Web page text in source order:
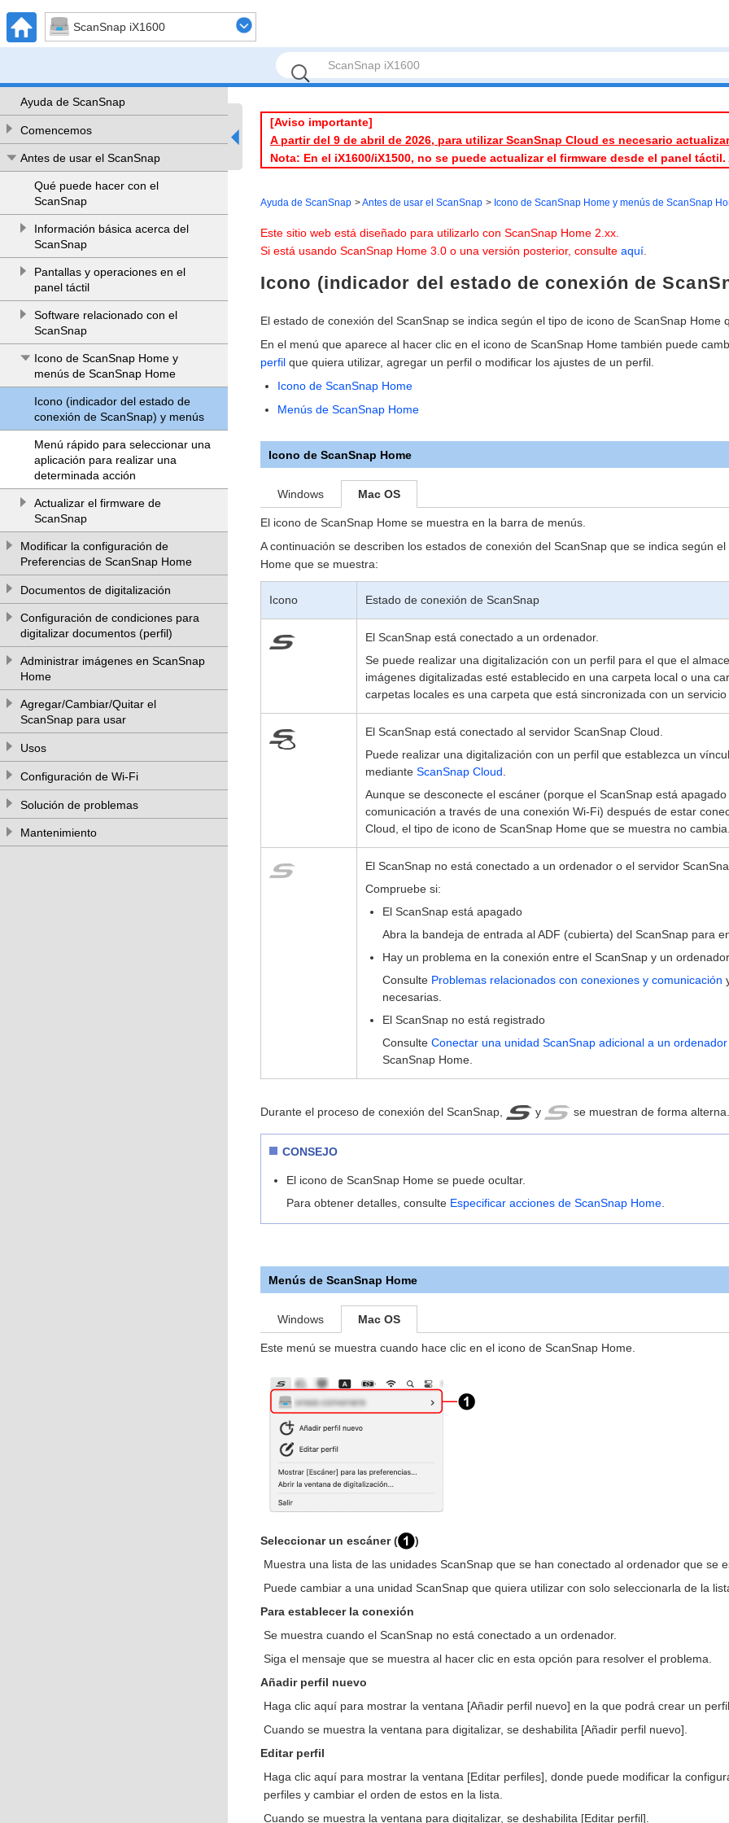
ScanSnap iX1600
Ayuda de ScanSnap
Comencemos
Antes de usar el ScanSnap
Qué puede hacer con el
ScanSnap
Información básica acerca del
ScanSnap
Pantallas y operaciones en el
panel táctil
Software relacionado con el
ScanSnap
Icono de ScanSnap Home y
menús de ScanSnap Home
Icono (indicador del estado de
conexión de ScanSnap) y menús
Menú rápido para seleccionar una
aplicación para realizar una
determinada acción
Actualizar el firmware de
ScanSnap
Modificar la configuración de
Preferencias de ScanSnap Home
Documentos de digitalización
Configuración de condiciones para
digitalizar documentos (perfil)
Administrar imágenes en ScanSnap
Home
Agregar/Cambiar/Quitar el
ScanSnap para usar
Usos
Configuración de Wi-Fi
Solución de problemas
Mantenimiento
[Aviso importante]
A partir del 9 de abril de 2026, para utilizar ScanSnap Cloud es necesario
Nota: En el iX1600/iX1500, no se puede actualizar el firmware desde el panel
Ayuda de ScanSnap Antes de usar el ScanSnap Icono de ScanSnap Home y menús de ScanSnap
Este sitio web está diseñado para utilizarlo con ScanSnap Home 2.xx.
Si está usando ScanSnap Home 3.0 o una versión posterior, consulte aquí
Icono (indicador del estado de conexión de
El estado de conexión del ScanSnap se indica según el tipo de icono de ScanSnap Home
En el menú que aparece al hacer clic en el icono de ScanSnap Home también puede
perfil que quiera utilizar, agregar un perfil o modificar los ajustes de un perfil.
Icono de ScanSnap Home
Menús de ScanSnap Home
Icono de ScanSnap Home
Windows Mac OS
El icono de ScanSnap Home se muestra en la barra de menús.
A continuación se describen los estados de conexión del ScanSnap que se indica según
Home que se muestra:
Icono Estado de conexión de ScanSnap
El ScanSnap está conectado a un ordenador.
Se puede realizar una digitalización con un perfil para el que el
imágenes digitalizadas esté establecido en una carpeta local o una
carpetas locales es una carpeta que está sincronizada con un
El ScanSnap está conectado al servidor ScanSnap Cloud.
Puede realizar una digitalización con un perfil que establezca un
mediante ScanSnap Cloud
Aunque se desconecte el escáner (porque el ScanSnap está
comunicación a través de una conexión Wi-Fi) después de estar
Cloud, el tipo de icono de ScanSnap Home que se muestra no
El ScanSnap no está conectado a un ordenador o el servidor
Compruebe si:
El ScanSnap está apagado
Abra la bandeja de entrada al ADF (cubierta) del ScanSnap para
Hay un problema en la conexión entre el ScanSnap y un
Consulte Problemas relacionados con conexiones y comunicación
necesarias.
El ScanSnap no está registrado
Consulte Conectar una unidad ScanSnap adicional a un ordenador
ScanSnap Home.
Durante el proceso de conexión del ScanSnap, y se muestran de forma alterna.
CONSEJO
El icono de ScanSnap Home se puede ocultar.
Para obtener detalles, consulte Especificar acciones de ScanSnap Home
Menús de ScanSnap Home
Windows Mac OS
Este menú se muestra cuando hace clic en el icono de ScanSnap Home.
Seleccionar un escáner (
)
Muestra una lista de las unidades ScanSnap que se han conectado al ordenador que se
Puede cambiar a una unidad ScanSnap que quiera utilizar con solo seleccionarla de la
Para establecer la conexión
Se muestra cuando el ScanSnap no está conectado a un ordenador.
Siga el mensaje que se muestra al hacer clic en esta opción para resolver el problema.
Añadir perfil nuevo
Haga clic aquí para mostrar la ventana [Añadir perfil nuevo] en la que podrá crear un
Cuando se muestra la ventana para digitalizar, se deshabilita [Añadir perfil nuevo].
Editar perfil
Haga clic aquí para mostrar la ventana [Editar perfiles], donde puede modificar la
perfiles y cambiar el orden de estos en la lista.
Cuando se muestra la ventana para digitalizar, se deshabilita [Editar perfil].